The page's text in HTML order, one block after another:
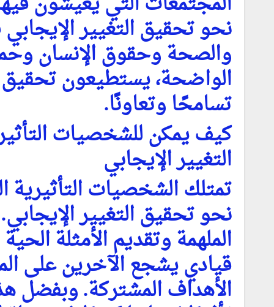
نحو تحقيق التغيير
والصحة وحقوق الإنسان
الواضحة، يستطيعون تحقيق
تسامحًا وتعاونًا.
كيف يمكن للشخصيات
التغيير الإيجابي
تمتلك الشخصيات التأثيرية
نحو تحقيق التغيير
الملهمة وتقديم الأمثلة
قيادي يشجع الآخرين على
الأهداف المشتركة. وبفضل